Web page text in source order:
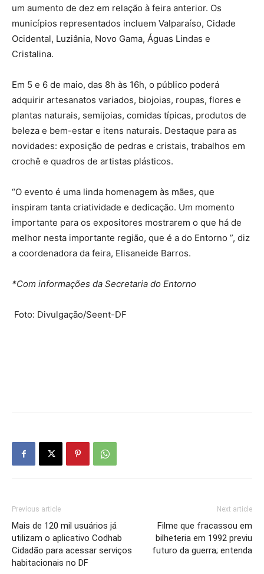
um aumento de dez em relação à feira anterior. Os
municípios representados incluem Valparaíso, Cidade
Ocidental, Luziânia, Novo Gama, Águas Lindas e
Cristalina.
Em 5 e 6 de maio, das 8h às 16h, o público poderá
adquirir artesanatos variados, biojoias, roupas, flores e
plantas naturais, semijoias, comidas típicas, produtos de
beleza e bem-estar e itens naturais. Destaque para as
novidades: exposição de pedras e cristais, trabalhos em
crochê e quadros de artistas plásticos.
“O evento é uma linda homenagem às mães, que
inspiram tanta criatividade e dedicação. Um momento
importante para os expositores mostrarem o que há de
melhor nesta importante região, que é a do Entorno ”, diz
a coordenadora da feira, Elisaneide Barros.
*Com informações da Secretaria do Entorno
Foto: Divulgação/Seent-DF
Previous article
Mais de 120 mil usuários já
utilizam o aplicativo Codhab
Cidadão para acessar serviços
habitacionais no DF
Next article
Filme que fracassou em
bilheteria em 1992 previu
futuro da guerra; entenda